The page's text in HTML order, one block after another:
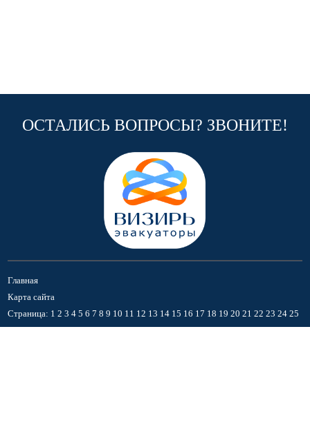
ОСТАЛИСЬ ВОПРОСЫ? ЗВОНИТЕ!
Главная
Карта сайта
Страница: 1 2 3 4 5 6 7 8 9 10 11 12 13 14 15 16 17 18 19 20 21 22 23 24 25